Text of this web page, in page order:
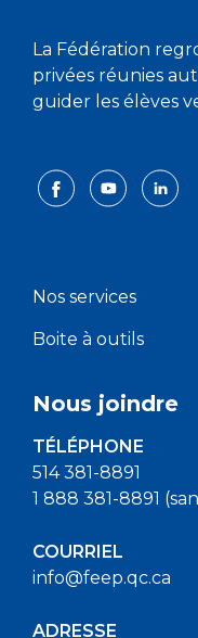
La Fédération
privées réunies
guider les élèves
Nos services
Boite à outils
Nous joindre
TÉLÉPHONE
514 381-8891
1 888 381-8891
COURRIEL
info@feep.qc.ca
ADRESSE